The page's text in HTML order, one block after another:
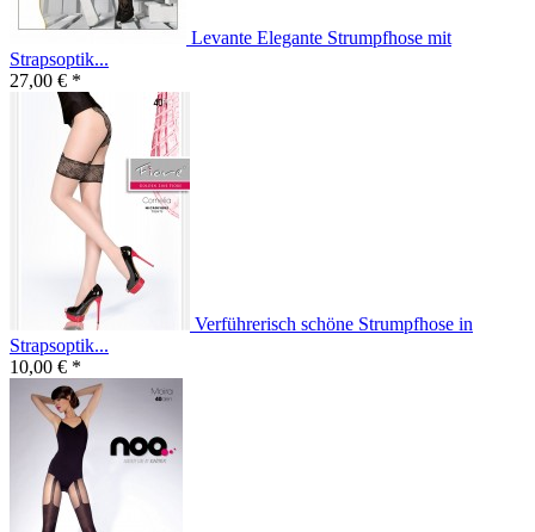
Levante Elegante Strumpfhose mit
Strapsoptik...
27,00 € *
Verführerisch schöne Strumpfhose in
Strapsoptik...
10,00 € *